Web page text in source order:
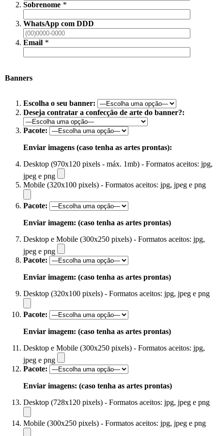
Sobrenome *
WhatsApp com DDD
Email *
Banners
Escolha o seu banner:
Deseja contratar a confecção de arte do banner?:
Pacote:
Enviar imagens (caso tenha as artes prontas):
Desktop (970x120 pixels - máx. 1mb) - Formatos aceitos: jpg,
jpeg e png
Mobile (320x100 pixels) - Formatos aceitos: jpg, jpeg e png
Pacote:
Enviar imagem: (caso tenha as artes prontas)
Desktop e Mobile (300x250 pixels) - Formatos aceitos: jpg,
jpeg e png
Pacote:
Enviar imagem: (caso tenha as artes prontas)
Desktop (320x100 pixels) - Formatos aceitos: jpg, jpeg e png
Pacote:
Enviar imagem: (caso tenha as artes prontas)
Desktop e Mobile (300x250 pixels) - Formatos aceitos: jpg,
jpeg e png
Pacote:
Enviar imagens: (caso tenha as artes prontas)
Desktop (728x120 pixels) - Formatos aceitos: jpg, jpeg e png
Mobile (300x250 pixels) - Formatos aceitos: jpg, jpeg e png